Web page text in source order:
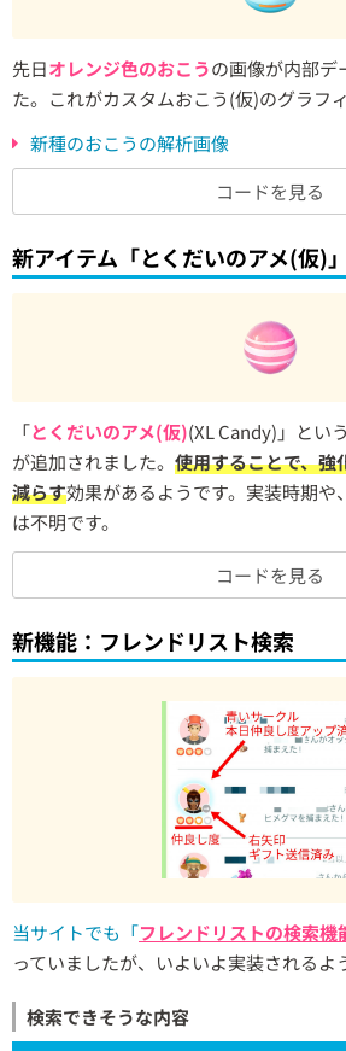
先日オレンジ色のおこうの画像が内部デ
た。これがカスタムおこう(仮)のグラフ
新種のおこうの解析画像
コードを見る
新アイテム「とくだいのアメ(仮)」
「とくだいのアメ(仮)(XL Candy)」とい
が追加されました。 使用することで、強
減らす効果があるようです。実装時期や
は不明です。
コードを見る
新機能：フレンドリスト検索
当サイトでも「フレンドリストの検索機
っていましたが、いよいよ実装されるよ
検索できそうな内容